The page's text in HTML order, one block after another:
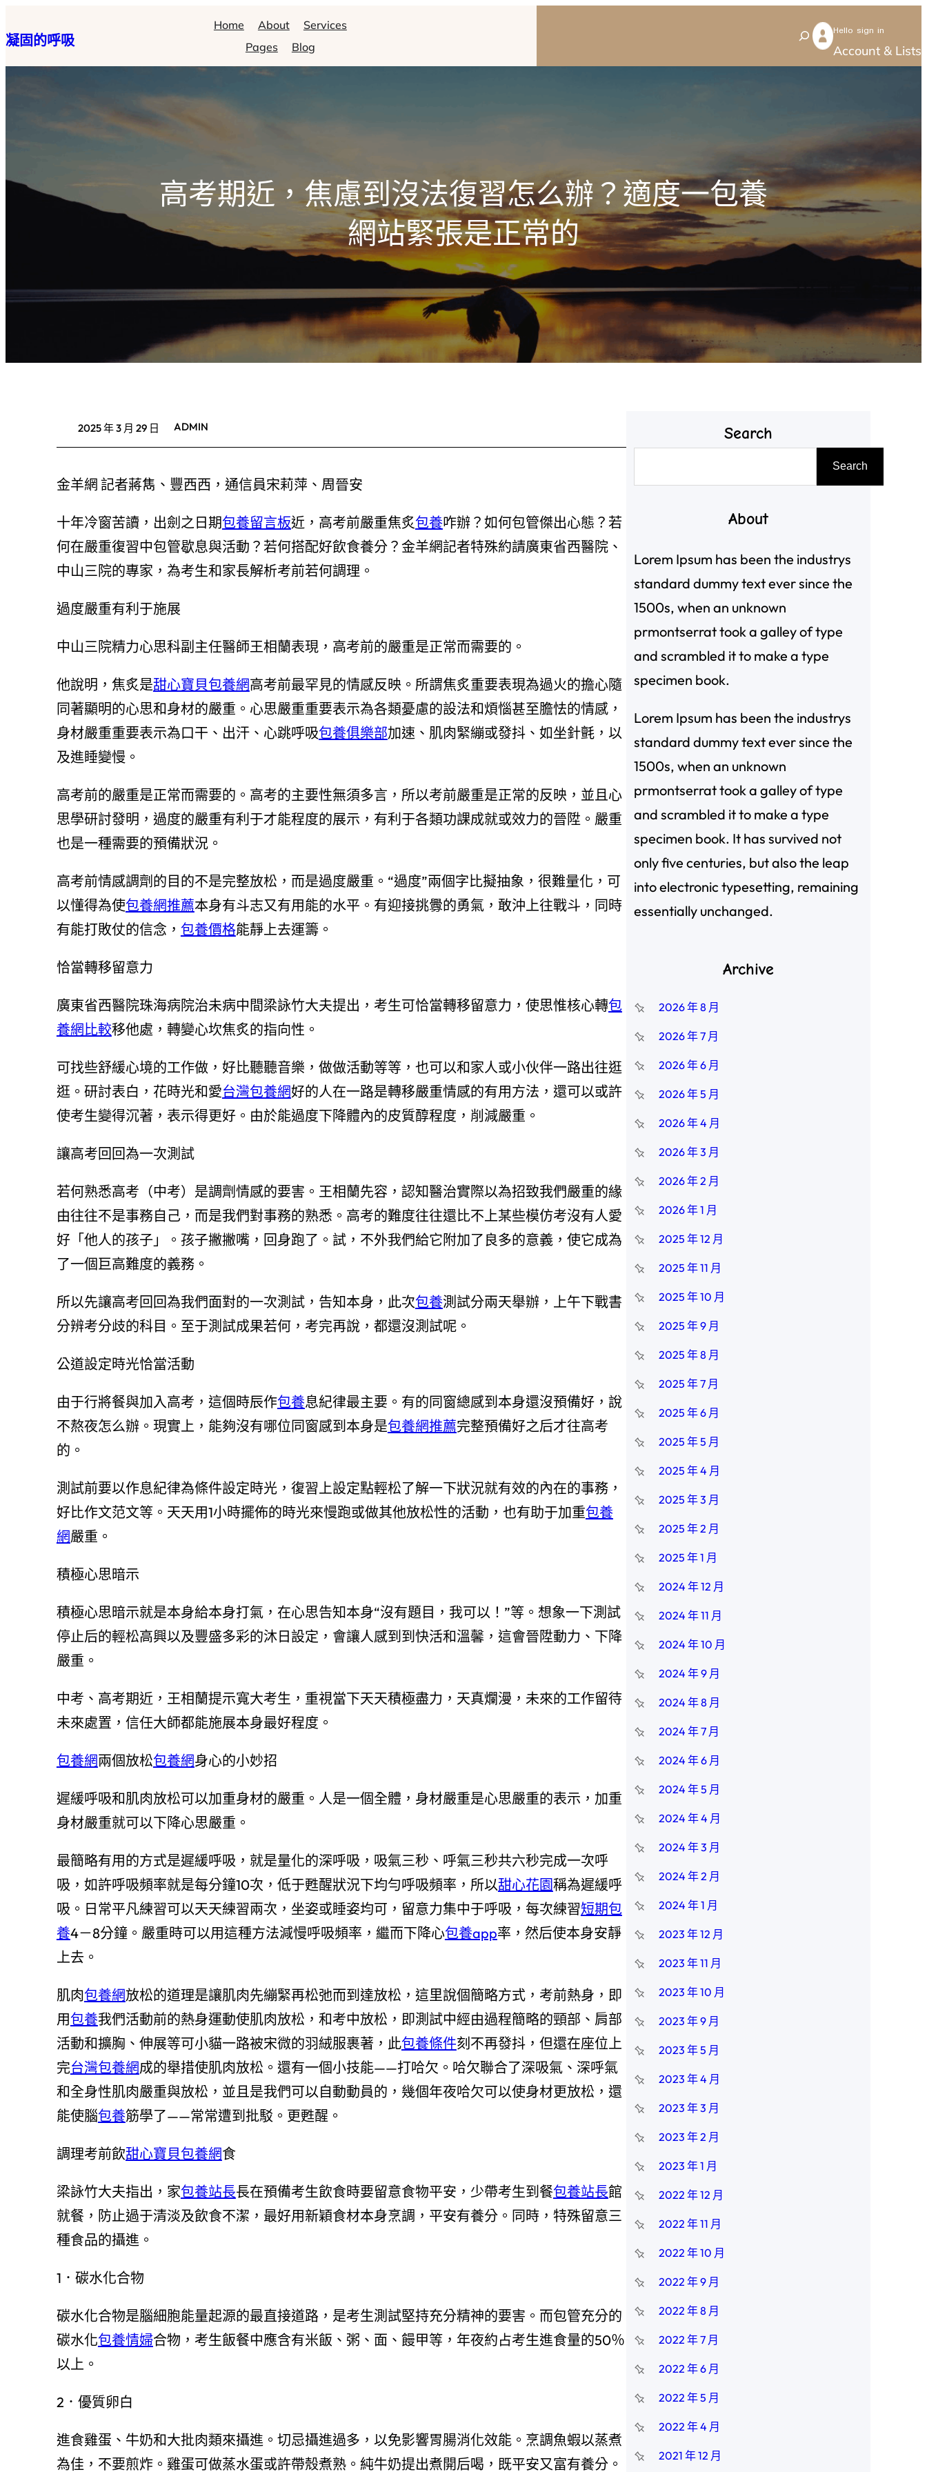
至
主
凝固的呼吸
Home About
Services
Pages
Blog
S
e
Hello sign in
Account & Lists
高考期近，焦慮到沒法復習怎么辦？適度一包養
網站緊張是正常的
2025 年 3 月 29 日 ADMIN
金羊網 記者蔣雋、豐西西，通信員宋莉萍、周晉安
十年冷窗苦讀，出劍之日期包養留言板近，高考前嚴重焦炙包養咋辦？如何包管傑出心態？若
何在嚴重復習中包管歇息與活動？若何搭配好飲食養分？金羊網記者特殊約請廣東省西醫院、
中山三院的專家，為考生和家長解析考前若何調理。
過度嚴重有利于施展
中山三院精力心思科副主任醫師王相蘭表現，高考前的嚴重是正常而需要的。
他說明，焦炙是甜心寶貝包養網高考前最罕見的情感反映。所謂焦炙重要表現為過火的擔心隨
同著顯明的心思和身材的嚴重。心思嚴重重要表示為各類憂慮的設法和煩惱甚至膽怯的情感，
身材嚴重重要表示為口干、出汗、心跳呼吸包養俱樂部加速、肌肉緊繃或發抖、如坐針氈，以
及進睡變慢。
高考前的嚴重是正常而需要的。高考的主要性無須多言，所以考前嚴重是正常的反映，並且心
思學研討發明，過度的嚴重有利于才能程度的展示，有利于各類功課成就或效力的晉陞。嚴重
也是一種需要的預備狀況。
高考前情感調劑的目的不是完整放松，而是過度嚴重。“過度”兩個字比擬抽象，很難量化，可
以懂得為使包養網推薦本身有斗志又有用能的水平。有迎接挑釁的勇氣，敢沖上往戰斗，同時
有能打敗仗的信念， 包養價格能靜上去運籌。
恰當轉移留意力
廣東省西醫院珠海病院治未病中間梁詠竹大夫提出，考生可恰當轉移留意力，使思惟核心轉包
養網比較移他處，轉變心坎焦炙的指向性。
可找些舒緩心境的工作做，好比聽聽音樂，做做活動等等，也可以和家人或小伙伴一路出往逛
逛。研討表白，花時光和愛台灣包養網好的人在一路是轉移嚴重情感的有用方法，還可以或許
使考生變得沉著，表示得更好。由於能過度下降體內的皮質醇程度，削減嚴重。
讓高考回回為一次測試
若何熟悉高考（中考）是調劑情感的要害。王相蘭先容，認知醫治實際以為招致我們嚴重的緣
由往往不是事務自己，而是我們對事務的熟悉。高考的難度往往還比不上某些模仿考沒有人愛
好「他人的孩子」。孩子撇撇嘴，回身跑了。試，不外我們給它附加了良多的意義，使它成為
了一個巨高難度的義務。
所以先讓高考回回為我們面對的一次測試，告知本身，此次包養測試分兩天舉辦，上午下戰書
分辨考分歧的科目。至于測試成果若何，考完再說，都還沒測試呢。
公道設定時光恰當活動
由于行將餐與加入高考，這個時辰作包養息紀律最主要。有的同窗總感到本身還沒預備好，說
不熬夜怎么辦。現實上，能夠沒有哪位同窗感到本身是包養網推薦完整預備好之后才往高考
的。
測試前要以作息紀律為條件設定時光，復習上設定點輕松了解一下狀況就有效的內在的事務，
好比作文范文等。天天用1小時擺佈的時光來慢跑或做其他放松性的活動，也有助于加重包養
網嚴重。
積極心思暗示
積極心思暗示就是本身給本身打氣，在心思告知本身“沒有題目，我可以！”等。想象一下測試
停止后的輕松高興以及豐盛多彩的沐日設定，會讓人感到到快活和溫馨，這會晉陞動力、下降
嚴重。
中考、高考期近，王相蘭提示寬大考生，重視當下天天積極盡力，天真爛漫，未來的工作留待
未來處置，信任大師都能施展本身最好程度。
包養網兩個放松包養網身心的小妙招
遲緩呼吸和肌肉放松可以加重身材的嚴重。人是一個全體，身材嚴重是心思嚴重的表示，加重
身材嚴重就可以下降心思嚴重。
最簡略有用的方式是遲緩呼吸，就是量化的深呼吸，吸氣三秒、呼氣三秒共六秒完成一次呼
吸，如許呼吸頻率就是每分鐘10次，低于甦醒狀況下均勻呼吸頻率，所以甜心花園稱為遲緩呼
吸。日常平凡練習可以天天練習兩次，坐姿或睡姿均可，留意力集中于呼吸，每次練習短期包
養4－8分鐘。嚴重時可以用這種方法減慢呼吸頻率，繼而下降心包養app率，然后使本身安靜
上去。
肌肉包養網放松的道理是讓肌肉先繃緊再松弛而到達放松，這里說個簡略方式，考前熱身，即
用包養我們活動前的熱身運動使肌肉放松，和考中放松，即測試中經由過程簡略的頸部、肩部
活動和擴胸、伸展等可小貓一路被宋微的羽絨服裹著，此包養條件刻不再發抖，但還在座位上
完台灣包養網成的舉措使肌肉放松。還有一個小技能——打哈欠。哈欠聯合了深吸氣、深呼氣
和全身性肌肉嚴重與放松，並且是我們可以自動動員的，幾個年夜哈欠可以使身材更放松，還
能使腦包養筋學了——常常遭到批駁。更甦醒。
調理考前飲甜心寶貝包養網食
梁詠竹大夫指出，家包養站長長在預備考生飲食時要留意食物平安，少帶考生到餐包養站長館
就餐，防止過于清淡及飲食不潔，最好用新穎食材本身烹調，平安有養分。同時，特殊留意三
種食品的攝進。
1．碳水化合物
碳水化合物是腦細胞能量起源的最直接道路，是考生測試堅持充分精神的要害。而包管充分的
碳水化包養情婦合物，考生飯餐中應含有米飯、粥、面、饅甲等，年夜約占考生進食量的50％
以上。
2．優質卵白
進食雞蛋、牛奶和大批肉類來攝進。切忌攝進過多，以免影響胃腸消化效能。烹調魚蝦以蒸煮
為佳，不要煎炸。雞蛋可做蒸水蛋或許帶殼煮熟。純牛奶提出煮開后喝，既平安又富有養分。
Search
尋
Search
About
Lorem Ipsum has been the industrys
standard dummy text ever since the
1500s, when an unknown
prmontserrat took a galley of type
and scrambled it to make a type
specimen book.
Lorem Ipsum has been the industrys
standard dummy text ever since the
1500s, when an unknown
prmontserrat took a galley of type
and scrambled it to make a type
specimen book. It has survived not
only five centuries, but also the leap
into electronic typesetting, remaining
essentially unchanged.
Archive
2026 年 8 月
2026 年 7 月
2026 年 6 月
2026 年 5 月
2026 年 4 月
2026 年 3 月
2026 年 2 月
2026 年 1 月
2025 年 12 月
2025 年 11 月
2025 年 10 月
2025 年 9 月
2025 年 8 月
2025 年 7 月
2025 年 6 月
2025 年 5 月
2025 年 4 月
2025 年 3 月
2025 年 2 月
2025 年 1 月
2024 年 12 月
2024 年 11 月
2024 年 10 月
2024 年 9 月
2024 年 8 月
2024 年 7 月
2024 年 6 月
2024 年 5 月
2024 年 4 月
2024 年 3 月
2024 年 2 月
2024 年 1 月
2023 年 12 月
2023 年 11 月
2023 年 10 月
2023 年 9 月
2023 年 5 月
2023 年 4 月
2023 年 3 月
2023 年 2 月
2023 年 1 月
2022 年 12 月
2022 年 11 月
2022 年 10 月
2022 年 9 月
2022 年 8 月
2022 年 7 月
2022 年 6 月
2022 年 5 月
2022 年 4 月
2021 年 12 月